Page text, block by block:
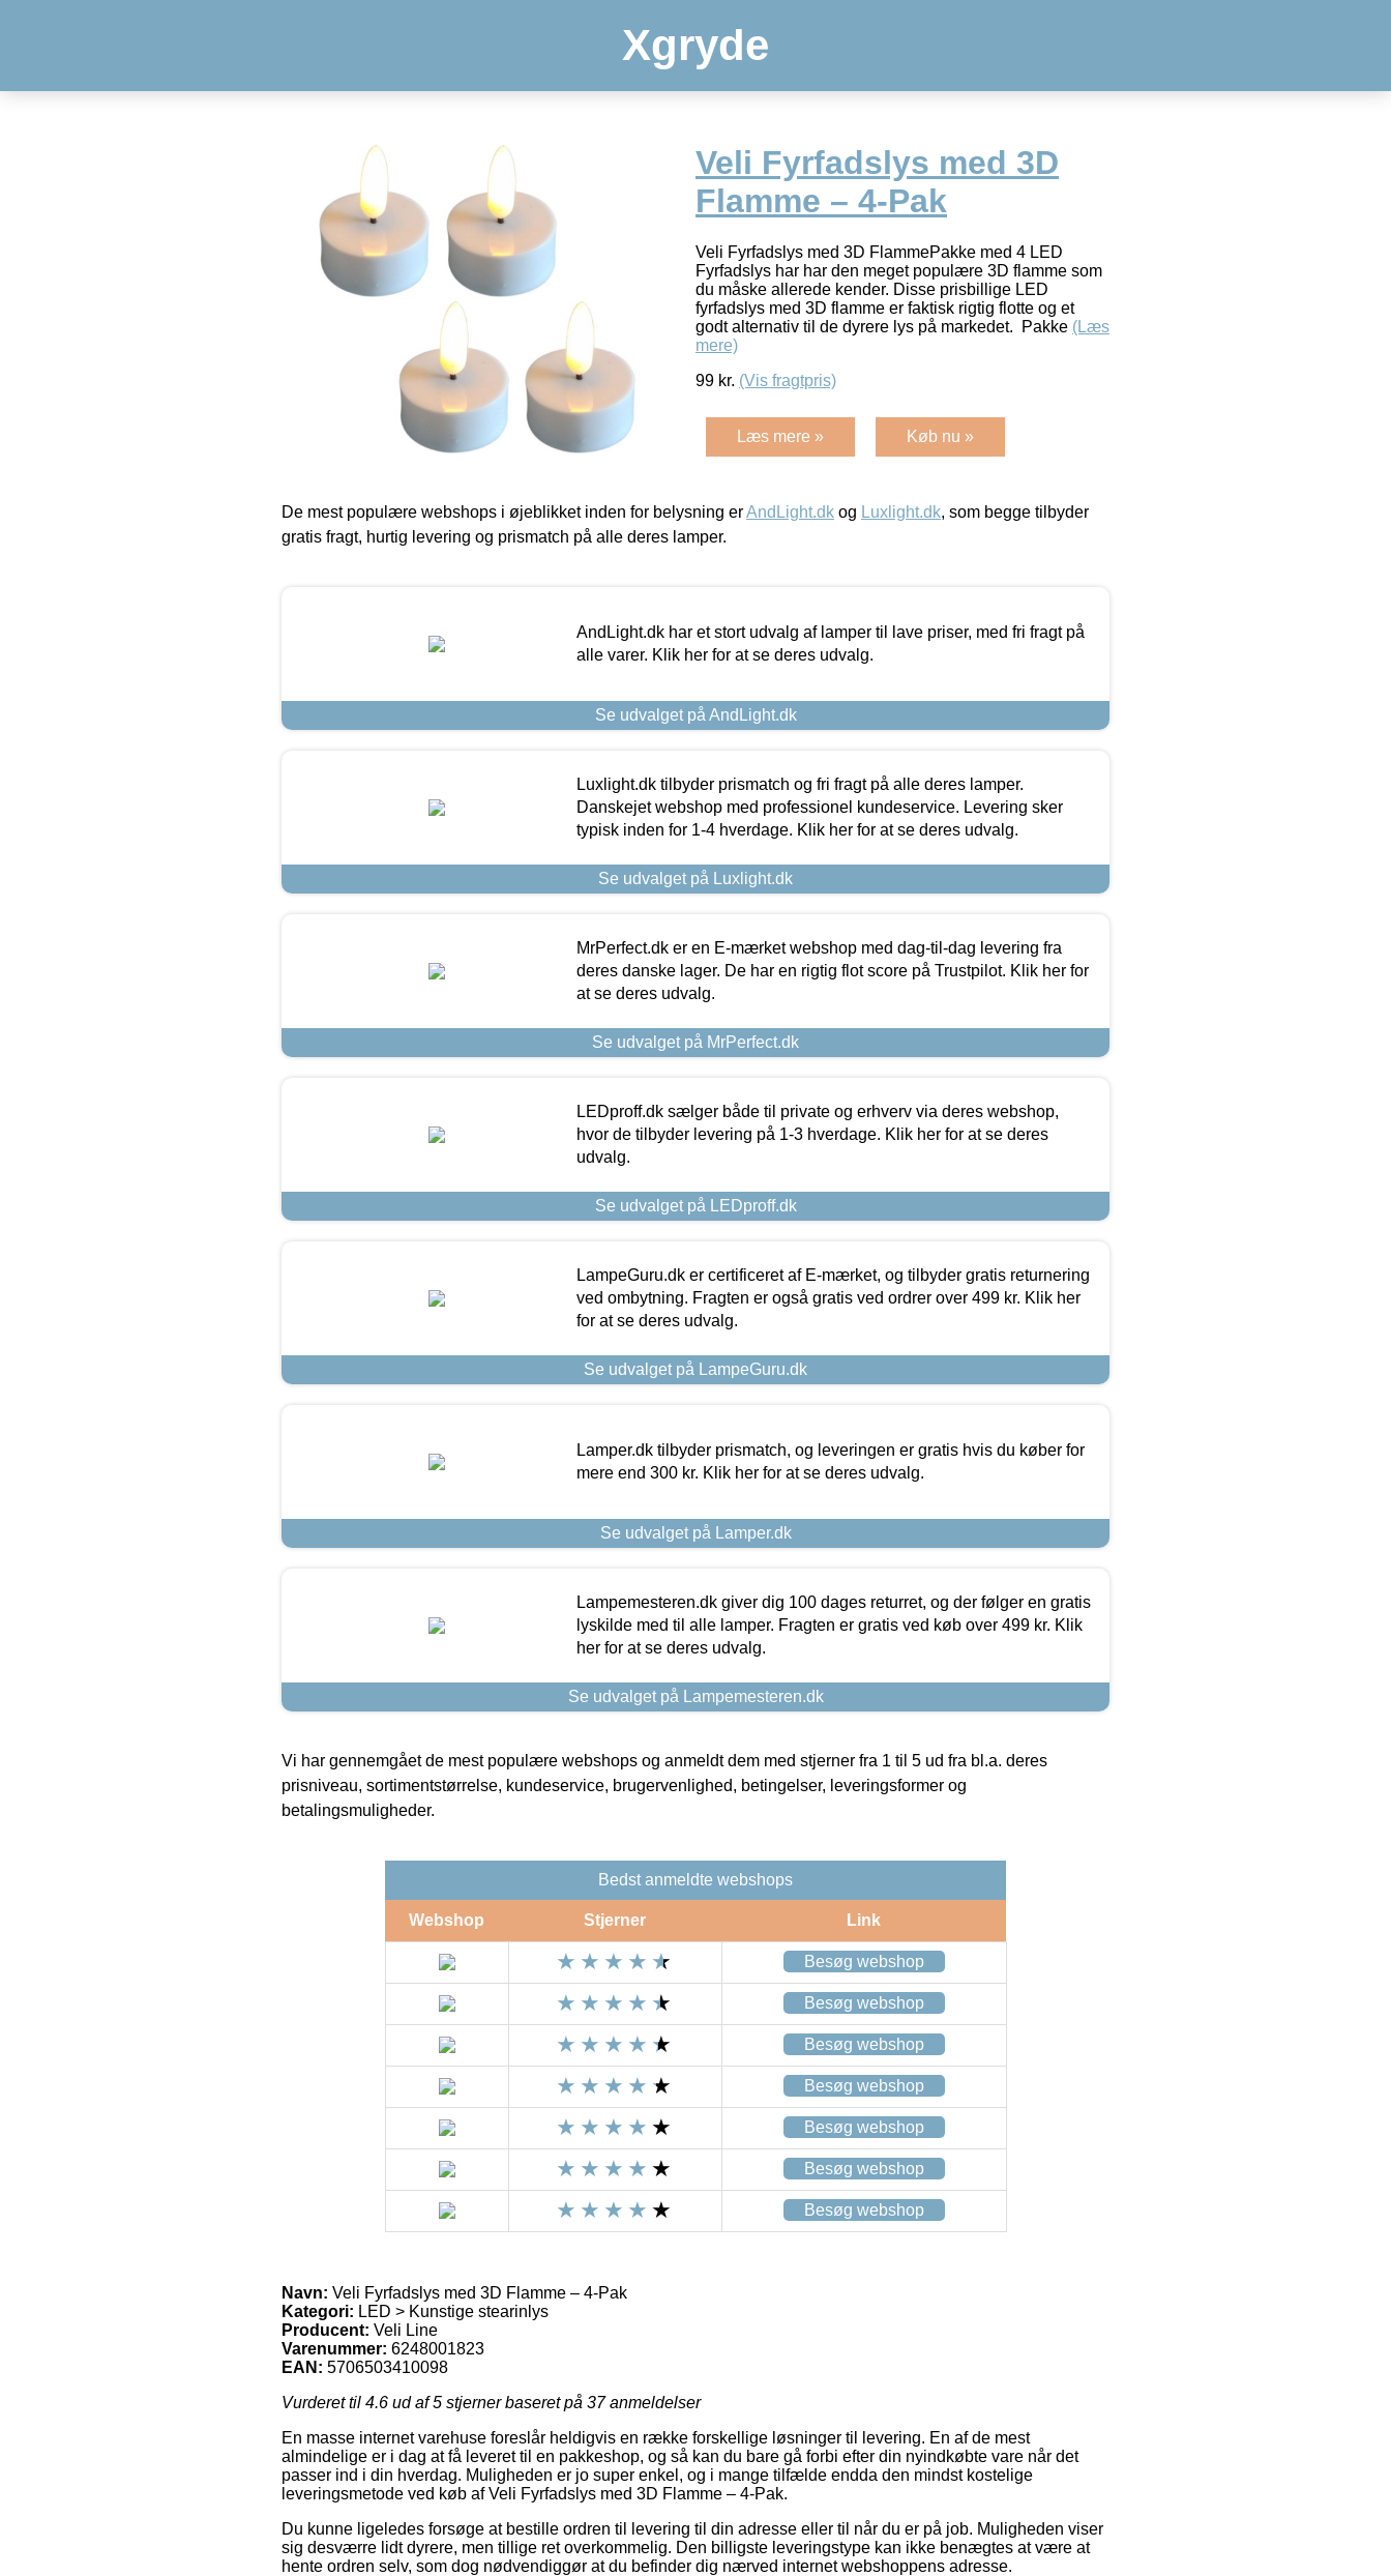
Xgryde
Veli Fyrfadslys med 3D
Flamme – 4-Pak
Veli Fyrfadslys med 3D FlammePakke med 4 LED
Fyrfadslys har har den meget populære 3D flamme som
du måske allerede kender. Disse prisbillige LED
fyrfadslys med 3D flamme er faktisk rigtig flotte og et
godt alternativ til de dyrere lys på markedet. Pakke (Læs
mere)
99 kr. (Vis fragtpris)
Læs mere » Køb nu »
De mest populære webshops i øjeblikket inden for belysning erAndLight.dk og Luxlight.dk, som begge tilbyder
gratis fragt, hurtig levering og prismatch på alle deres lamper.
AndLight.dk har et stort udvalg af lamper til lave priser, med fri fragt på
alle varer. Klik her for at se deres udvalg.
Se udvalget på AndLight.dk
Luxlight.dk tilbyder prismatch og fri fragt på alle deres lamper.
Danskejet webshop med professionel kundeservice. Levering sker
typisk inden for 1-4 hverdage. Klik her for at se deres udvalg.
Se udvalget på Luxlight.dk
MrPerfect.dk er en E-mærket webshop med dag-til-dag levering fra
deres danske lager. De har en rigtig flot score på Trustpilot. Klik her for
at se deres udvalg.
Se udvalget på MrPerfect.dk
LEDproff.dk sælger både til private og erhverv via deres webshop,
hvor de tilbyder levering på 1-3 hverdage. Klik her for at se deres
udvalg.
Se udvalget på LEDproff.dk
LampeGuru.dk er certificeret af E-mærket, og tilbyder gratis returnering
ved ombytning. Fragten er også gratis ved ordrer over 499 kr. Klik her
for at se deres udvalg.
Se udvalget på LampeGuru.dk
Lamper.dk tilbyder prismatch, og leveringen er gratis hvis du køber for
mere end 300 kr. Klik her for at se deres udvalg.
Se udvalget på Lamper.dk
Lampemesteren.dk giver dig 100 dages returret, og der følger en gratis
lyskilde med til alle lamper. Fragten er gratis ved køb over 499 kr. Klik
her for at se deres udvalg.
Se udvalget på Lampemesteren.dk
Vi har gennemgået de mest populære webshops og anmeldt dem med stjerner fra 1 til 5 ud fra bl.a. deres
prisniveau, sortimentstørrelse, kundeservice, brugervenlighed, betingelser, leveringsformer og
betalingsmuligheder.
Bedst anmeldte webshops
Webshop Stjerner Link
Besøg webshop
Besøg webshop
Besøg webshop
Besøg webshop
Besøg webshop
Besøg webshop
Besøg webshop
Navn: Veli Fyrfadslys med 3D Flamme – 4-Pak
Kategori: LED > Kunstige stearinlys
Producent: Veli Line
Varenummer: 6248001823
EAN: 5706503410098
Vurderet til 4.6 ud af 5 stjerner baseret på 37anmeldelser
En masse internet varehuse foreslår heldigvis en række forskellige løsninger til levering. En af de mest
almindelige er i dag at få leveret til en pakkeshop, og så kan du bare gå forbi efter din nyindkøbte vare når det
passer ind i din hverdag. Muligheden er jo super enkel, og i mange tilfælde endda den mindst kostelige
leveringsmetode ved køb af Veli Fyrfadslys med 3D Flamme – 4-Pak.
Du kunne ligeledes forsøge at bestille ordren til levering til din adresse eller til når du er på job. Muligheden viser
sig desværre lidt dyrere, men tillige ret overkommelig. Den billigste leveringstype kan ikke benægtes at være at
hente ordren selv, som dog nødvendiggør at du befinder dig nærved internet webshoppens adresse.